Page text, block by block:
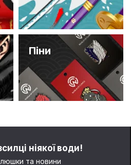
Піни
ніякої води!
та новини